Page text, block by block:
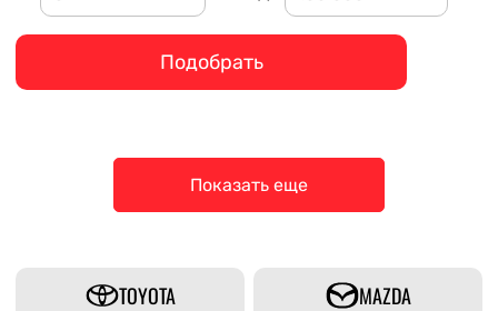
Подобрать
Показать еще
TOYOTA MAZDA